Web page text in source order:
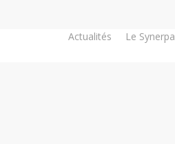
Actualités Le Synerpa